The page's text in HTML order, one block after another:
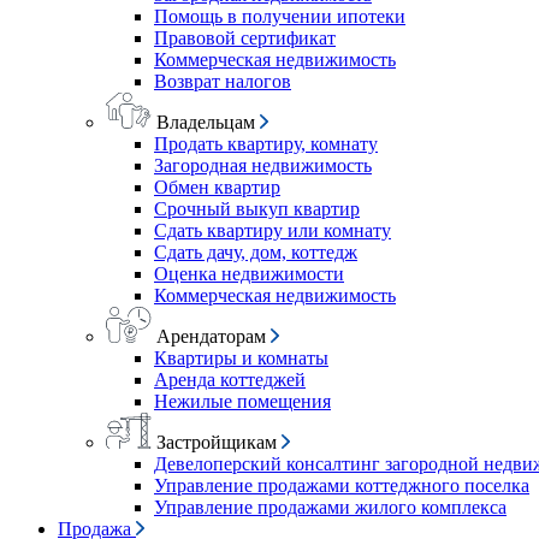
Помощь в получении ипотеки
Правовой сертификат
Коммерческая недвижимость
Возврат налогов
Владельцам
Продать квартиру, комнату
Загородная недвижимость
Обмен квартир
Срочный выкуп квартир
Сдать квартиру или комнату
Сдать дачу, дом, коттедж
Оценка недвижимости
Коммерческая недвижимость
Арендаторам
Квартиры и комнаты
Аренда коттеджей
Нежилые помещения
Застройщикам
Девелоперский консалтинг загородной
Управление продажами коттеджного поселка
Управление продажами жилого комплекса
Продажа